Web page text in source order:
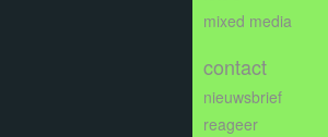
mixed media
contact
nieuwsbrief
reageer